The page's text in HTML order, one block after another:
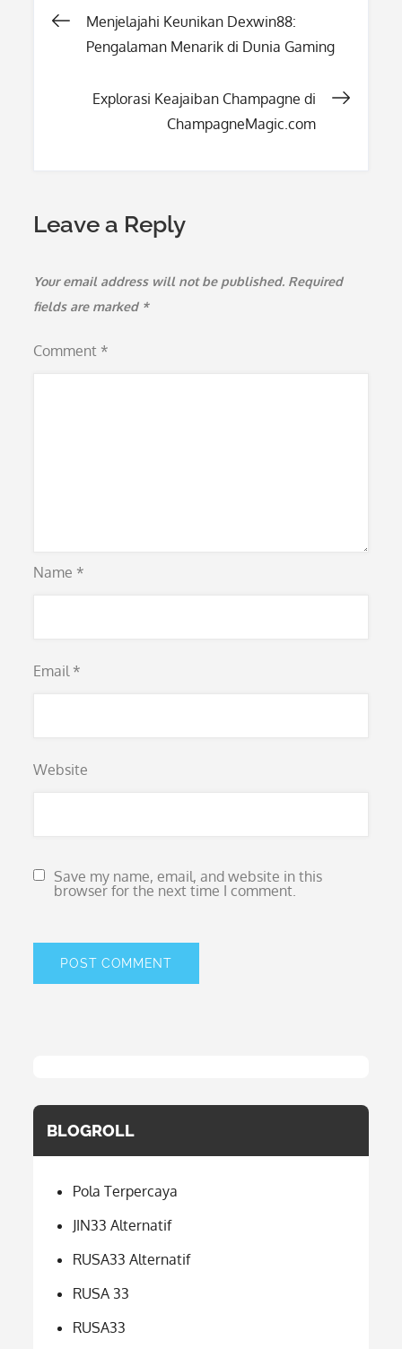
Post
Menjelajahi Keunikan Dexwin88:
Pengalaman Menarik di Dunia Gaming
Explorasi Keajaiban Champagne di
ChampagneMagic.com
Leave a Reply
Your email address will not be published. Required
fields are marked *
Comment *
Name *
Email *
Website
Save my name, email, and website in this
browser for the next time I comment.
BLOGROLL
Pola Terpercaya
JIN33 Alternatif
RUSA33 Alternatif
RUSA 33
RUSA33